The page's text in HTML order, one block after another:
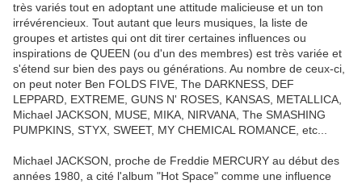
très variés tout en adoptant une attitude malicieuse et un ton
irrévérencieux. Tout autant que leurs musiques, la liste de
groupes et artistes qui ont dit tirer certaines influences ou
inspirations de QUEEN (ou d'un des membres) est très variée et
s'étend sur bien des pays ou générations. Au nombre de ceux-ci,
on peut noter Ben FOLDS FIVE, The DARKNESS, DEF
LEPPARD, EXTREME, GUNS N' ROSES, KANSAS, METALLICA,
Michael JACKSON, MUSE, MIKA, NIRVANA, The SMASHING
PUMPKINS, STYX, SWEET, MY CHEMICAL ROMANCE, etc...
Michael JACKSON, proche de Freddie MERCURY au début des
années 1980, a cité l'album "Hot Space" comme une influence